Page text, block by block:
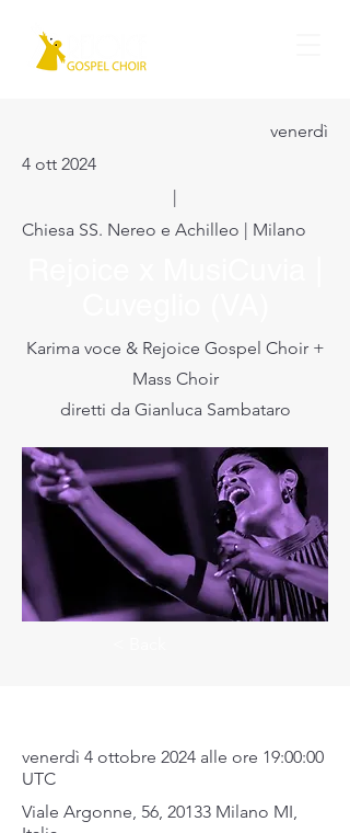
venerdì
4 ott 2024
|
Chiesa SS. Nereo e Achilleo | Milano
Karima voce & Rejoice Gospel Choir +
Mass Choir
diretti da Gianluca Sambataro
venerdì 4 ottobre 2024 alle ore 19:00:00
UTC
Viale Argonne, 56, 20133 Milano MI,